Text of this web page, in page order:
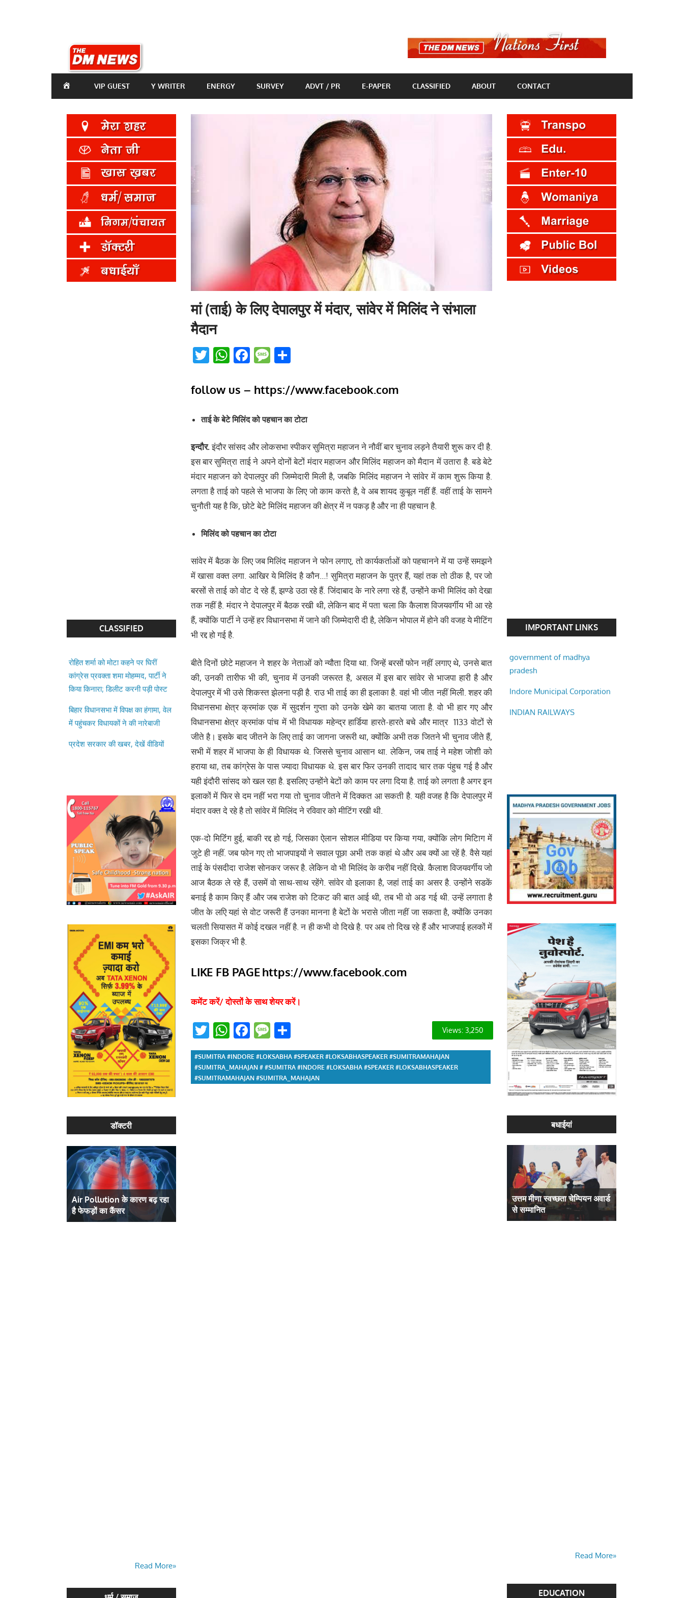
DM
NEWS
Nation
first
VIP GUEST Y WRITER ENERGY SURVEY ADVT / PR E-PAPER CLASSIFIED ABOUT CONTACT
मां (ताई) के लिए देपालपुर में मंदार, सांवेर में मिलिंद ने संभाला
मैदान
TwitterWhatsApp
FacebookMessage
follow us – https://www.facebook.com
ताई के बेटे मिलिंद को पहचान का टोटा
इन्‍दौर.इंदौर सांसद और लोकसभा स्‍पीकर सुमित्रा महाजन ने नौवीं बार चुनाव लड़ने तैयारी शुरू कर दी है.
इस बार सुमित्रा ताई ने अपने दोनों बेटों मंदार महाजन और मिलिंद महाजन को मैदान में उतारा है. बडे बेटे
मंदार महाजन को देपालपुर की जिम्‍मेदारी मिली है, जबकि मिलिंद महाजन ने सांवेर में काम शुरू किया है.
लगता है ताई को पहले से भाजपा के लिए जो काम करते है, वे अब शायद कुबूल नहीं हैं. वहीं ताई के सामने
चुनौती यह है कि, छोटे बेटे मिलिंद महाजन की क्षेत्र में न पकड़ है और ना ही पहचान है.
मिलिंद को पहचान का टोटा
सांवेर में बैठक के लिए जब मिलिंद महाजन ने फोन लगाए, तो कार्यकर्ताओं को पहचानने में या उन्हें समझने
में खासा वक्‍त लगा. आखिर ये मिलिंद है कौन…! सुमित्रा महाजन के पुत्र हैं, यहां तक तो ठीक है, पर जो
बरसों से ताई को वोट दे रहे हैं, झण्‍डे उठा रहे हैं. जिंदाबाद के नारे लगा रहे हैं, उन्‍होंने कभी मिलिंद को देखा
तक नहीं है. मंदार ने देपालपुर में बैठक रखी थी, लेकिन बाद में पता चला कि कैलाश विजयवर्गीय भी आ रहे
हैं, क्‍योंकि पार्टी ने उन्‍हें हर विधानसभा में जाने की जिम्‍मेदारी दी है, लेकिन भोपाल में होने की वजह ये मीटिंग
भी रद्द हो गई है.
बीते दिनों छोटे महाजन ने शहर के नेताओं को न्‍यौता दिया था. जिन्‍हें बरसों फोन नहीं लगाए थे, उनसे बात
की, उनकी तारीफ भी की, चुनाव में उनकी जरूरत है, असल में इस बार सांवेर से भाजपा हारी है और
देपालपुर में भी उसे शिकस्‍त झेलना पड़ी है. राउ भी ताई का ही इलाका है. वहां भी जीत नहीं मिली. शहर की
विधानसभा क्षेत्र क्रमांक एक में सुदर्शन गुप्‍ता को उनके खेमे का बातया जाता है. वो भी हार गए और
विधानसभा क्षेत्र क्रमांक पांच में भी विधायक महेन्‍द्र हार्डिया हारते-हारते बचे और मात्र 1133 वोटों से
जीते है। इसके बाद जीतने के लिए ताई का जागना जरूरी था, क्‍योंकि अभी तक जितने भी चुनाव जीते हैं,
सभी में शहर में भाजपा के ही विधायक थे. जिससे चुनाव आसान था. लेकिन, जब ताई ने महेश जोशी को
हराया था, तब कांग्रेस के पास ज्‍यादा विधायक थे. इस बार फिर उनकी तादाद चार तक पंहुच गई है और
यही इंदौरी सांसद को खल रहा है. इसलिए उन्‍होंने बेटों को काम पर लगा दिया है. ताई को लगता है अगर इन
इलाकों में फिर से दम नहीं भरा गया तो चुनाव जीतने में दिक्‍कत आ सकती है. यही वजह है कि देपालपुर में
मंदार वक्‍त दे रहे है तो सांवेर में मिलिंद ने रविवार को मीटिंग रखी थी.
एक-दो मिटिंंग हुई, बाकी रद्द हो गई, जिसका ऐलान सोशल मीडिया पर किया गया, क्‍योंकि लोग मिटिाग में
जुटे ही नहीं. जब फोन गए तो भाजपाइयों ने सवाल पूछा अभी तक कहां थे और अब क्‍यों आ रहें है. वैसे यहां
ताई के पंसदीदा राजेश सोनकर जरूर है. लेकिन वो भी मिलिंद के करीब नहीं दिखे. कैलाश विजयवर्गीय जो
आज बैठक ले रहे हैं, उसमें वो साथ-साथ रहेंगे. सांवेर वो इलाका है, जहां ताई का असर है. उन्होंने सडकें
बनाई है काम किए हैं और जब राजेश को टिकट की बात आई थी, तब भी वो अड गई थी. उन्हें लगाता है
जीत के लएि यहां से वोट जरूरी हैं उनका मानना है बेटों के भरासे जीता नहीं जा सकता है, क्‍योंकि उनका
चलती सियासत में कोई दखल नहीं है. न ही कभी वो दिखे है. पर अब तो दिख रहे हैं और भाजपाई हलकों में
इसका जिक्र भी है.
LIKE FB PAGEhttps://www.facebook.com
कमेंट करें/ दोस्‍तों के साथ शेयर करें।
Views: 3,250
TwitterWhatsApp
FacebookMessage
#SUMITRA #INDORE #LOKSABHA #SPEAKER #LOKSABHASPEAKER #SUMITRAMAHAJAN
#SUMITRA_MAHAJAN # #SUMITRA #INDORE #LOKSABHA #SPEAKER #LOKSABHASPEAKER
#SUMITRAMAHAJAN #SUMITRA_MAHAJAN
CLASSIFIED
पति की हत्या, पुलिस ने किया गिरफ्तार
कांग्रेस प्रवक्ता शमा मोहम्मद, पार्टी ने
किया किनारा; डिलीट करनी पड़ी पोस्ट
बिहार विधानसभा में विपक्ष का हंगामा, वेल
में पहुंचकर विधायकों ने की नारेबाजी
प्रदेश सरकार की खबर, देखें वीडियों
डॉक्टरी
Air Pollution के कारण बढ़ रहा
है फेफड़ों का कैंसर
डॉ. जैन ने में निशुल्क दंत रोग निदान
शिविर आयोजित किया
MGM कॉलेज एलुमनाई
एसोसिएशन एवं आय एम ए इंदौर की
Read More»
IMPORTANT LINKS
National Portal of India
pradesh
Indore Municipal Corporation
INDIAN RAILWAYS
बधाईयां
माखनलाल विवि के पूर्व कुलपति
उत्तम मीणा स्वच्छता चेम्पियन अवार्ड
से सम्मानित
विधायक मनोज पटेल ने
किसान यात्रा का शुभारंभ
Read More»
EDUCATION